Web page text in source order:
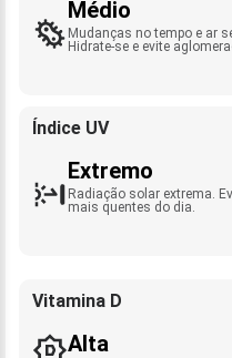
Médio
Mudanças no tempo e ar
Hidrate-se e evite
Índice UV
Extremo
Radiação solar extrema.
mais quentes do dia.
Vitamina D
Alta